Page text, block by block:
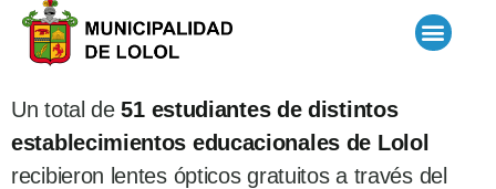
Un total de51 estudiantes de distintos
establecimientos educacionales de Lolol
recibieron lentes ópticos gratuitos a través del